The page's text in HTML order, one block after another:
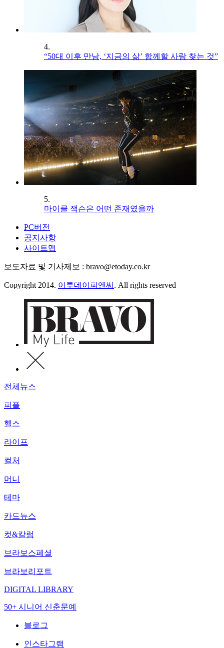
4.
“50대 이후 만남, ‘지금의 삶’ 함께할 사람 찾는 것”
5.
마이클 잭슨은 어떤 존재였을까
PC버전
공지사항
사이트맵
보도자료 및 기사제보 : bravo@etoday.co.kr
Copyright 2014. 이투데이피엔씨 . All rights reserved
전체뉴스
피플
헬스
라이프
컬처
머니
테마
카드뉴스
컷&칼럼
브라보스페셜
브라보리포트
DIGITAL LIBRARY
50+ 시니어 신춘문예
블로그
인스타그램